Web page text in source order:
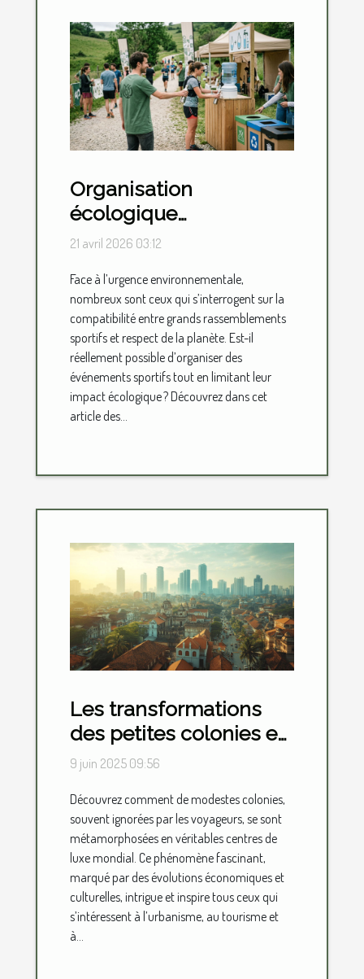
Organisation
écologique
d'événements sportifs :
21 avril 2026 03:12
Face à l’urgence environnementale,
nombreux sont ceux qui s’interrogent sur la
compatibilité entre grands rassemblements
sportifs et respect de la planète. Est-il
réellement possible d’organiser des
événements sportifs tout en limitant leur
impact écologique ? Découvrez dans cet
article des...
Les transformations
des petites colonies en
centres de luxe
9 juin 2025 09:56
Découvrez comment de modestes colonies,
souvent ignorées par les voyageurs, se sont
métamorphosées en véritables centres de
luxe mondial. Ce phénomène fascinant,
marqué par des évolutions économiques et
culturelles, intrigue et inspire tous ceux qui
s’intéressent à l’urbanisme, au tourisme et
à...